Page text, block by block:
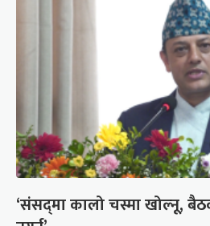
‘संसद्‍मा कालो चस्मा खोल्नू,